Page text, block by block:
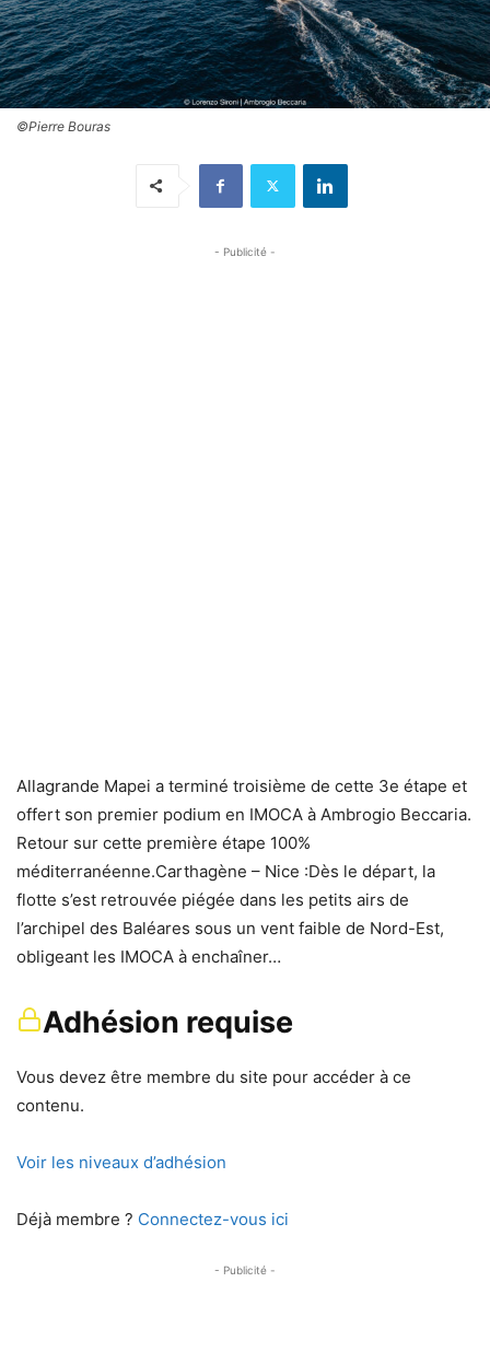
©Pierre Bouras
- Publicité -
Allagrande Mapei a terminé troisième de cette 3e étape et
offert son premier podium en IMOCA à Ambrogio Beccaria.
Retour sur cette première étape 100%
méditerranéenne.Carthagène – Nice :Dès le départ, la
flotte s’est retrouvée piégée dans les petits airs de
l’archipel des Baléares sous un vent faible de Nord-Est,
obligeant les IMOCA à enchaîner…
Adhésion requise
Vous devez être membre du site pour accéder à ce
contenu.
Voir les niveaux d’adhésion
Déjà membre ? Connectez-vous ici
- Publicité -